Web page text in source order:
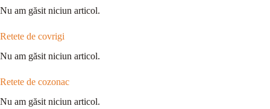
Nu am găsit niciun articol.
Retete de covrigi
Nu am găsit niciun articol.
Retete de cozonac
Nu am găsit niciun articol.